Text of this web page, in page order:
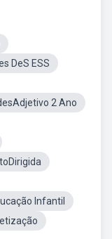
DeS ESS
2 Ano
Infantil